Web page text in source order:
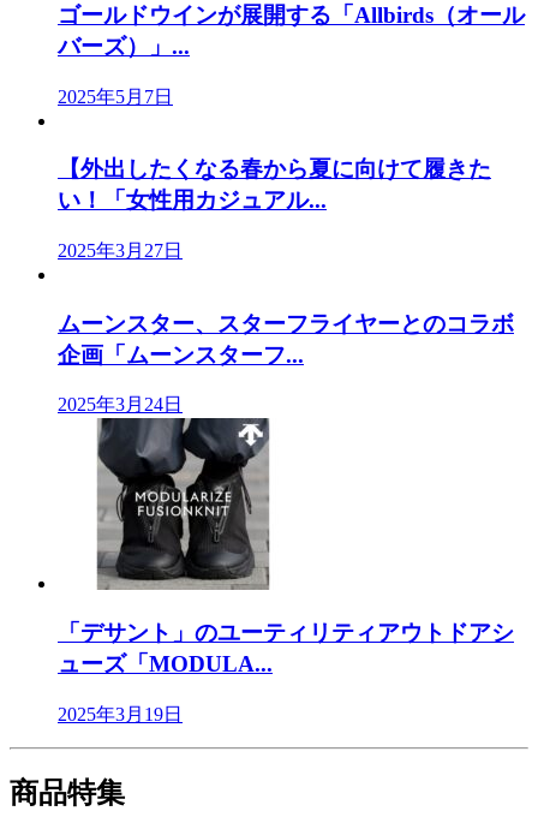
ゴールドウインが展開する「Allbirds（オール
バーズ）」...
2025年5月7日
【外出したくなる春から夏に向けて履きた
い！「女性用カジュアル...
2025年3月27日
ムーンスター、スターフライヤーとのコラボ
企画「ムーンスターフ...
2025年3月24日
「デサント」のユーティリティアウトドアシ
ューズ「MODULA...
2025年3月19日
商品特集